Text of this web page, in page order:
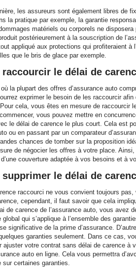
les assureurs sont également libres de
la pratique par exemple, la garantie
matériels ou corporels ne
postérieurement à la souscription de
appliqué aux protections qui profiteraient à
que le bris de glace par exemple.
le délai de
la plupart des offres d’assurance auto
exprimer le besoin de les raccourcir
cela, vous êtes en mesure de raccourcir
vous pouvez mettre en
le délai de carence le plus court. Cela est
ou en passant par un comparateur
chances de tomber sur la proposition
de négocier les offres à votre place.
couverture adaptée à vos besoins et à
le délai de
raccourci ne vous convient toujours
cependant, il faut savoir que cela
de carence de l’assurance auto, vous avez
global qui s’applique à l’ensemble des
significative de la prime d’assurance.
garanties seulement. Dans ce cas,
ajuster votre contrat sans délai de carence à
auto en ligne. Cela vous permettra
sur certaines garanties.